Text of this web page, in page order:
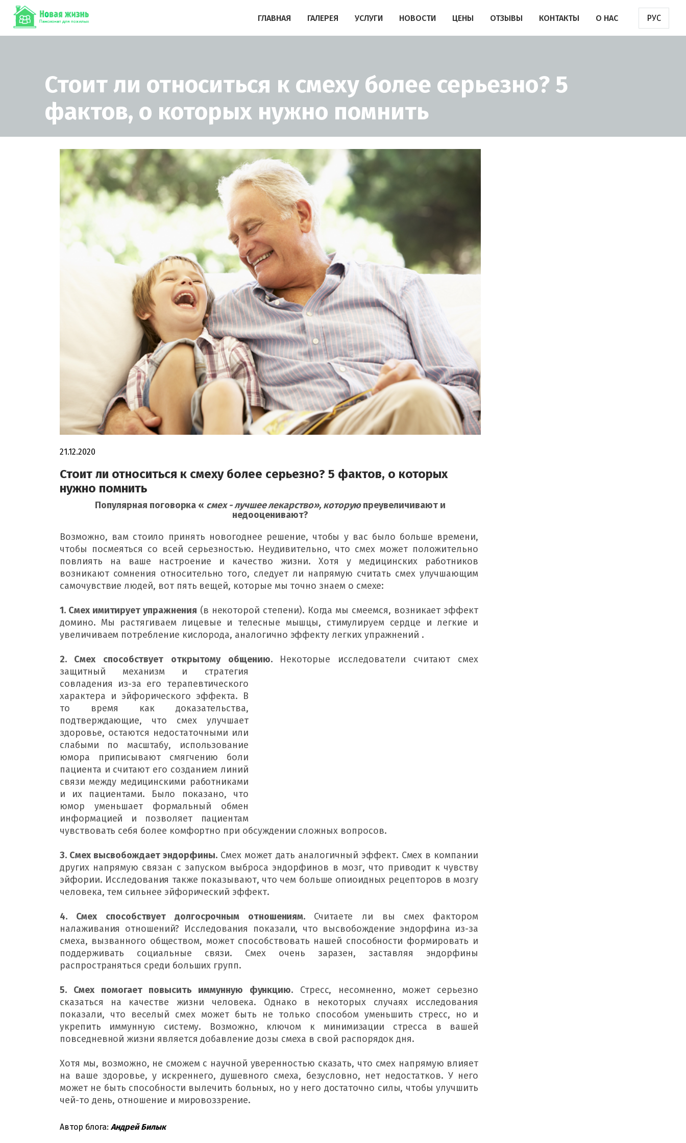
ГЛАВНАЯ ГАЛЕРЕЯ УСЛУГИ НОВОСТИ ЦЕНЫ ОТЗЫВЫ КОНТАКТЫ О НАС РУС
Стоит ли относиться к смеху более серьезно? 5
фактов, о которых нужно помнить
21.12.2020
Стоит ли относиться к смеху более серьезно? 5 фактов, о которых
нужно помнить
Популярная поговорка « смех - лучшее лекарство», которуюпреувеличивают и
недооценивают?
Возможно, вам стоило принять новогоднее решение, чтобы у вас было больше времени,
чтобы посмеяться со всей серьезностью. Неудивительно, что смех может положительно
повлиять на ваше настроение и качество жизни. Хотя у медицинских работников
возникают сомнения относительно того, следует ли напрямую считать смех улучшающим
самочувствие людей, вот пять вещей, которые мы точно знаем о смехе:
1. Смех имитирует упражнения (в некоторой степени). Когда мы смеемся, возникает эффект
домино. Мы растягиваем лицевые и телесные мышцы, стимулируем сердце и легкие и
увеличиваем потребление кислорода, аналогично эффекту легких упражнений .
2. Смех способствует открытому общению. Некоторые исследователи считают смех
защитный механизм и стратегия
совладения из-за его терапевтического
характера и эйфорического эффекта. В
то время как доказательства,
подтверждающие, что смех улучшает
здоровье, остаются недостаточными или
слабыми по масштабу, использование
юмора приписывают смягчению боли
пациента и считают его созданием линий
связи между медицинскими работниками
и их пациентами.
Было показано, что
юмор уменьшает формальный обмен
информацией и позволяет пациентам
чувствовать себя более комфортно при обсуждении сложных вопросов.
3. Смех высвобождает эндорфины. Смех может дать аналогичный эффект. Смех в компании
других напрямую связан с запуском выброса эндорфинов в мозг, что приводит к чувству
эйфории. Исследования также показывают, что чем больше опиоидных рецепторов в мозгу
человека, тем сильнее эйфорический эффект.
4. Смех способствует долгосрочным отношениям. Считаете ли вы смех фактором
налаживания отношений? Исследования показали, что высвобождение эндорфина из-за
смеха, вызванного обществом, может способствовать нашей способности формировать и
поддерживать социальные связи. Смех очень заразен, заставляя эндорфины
распространяться среди больших групп.
5. Смех помогает повысить иммунную функцию.
Стресс, несомненно, может серьезно
сказаться на качестве жизни человека. Однако в некоторых случаях исследования
показали, что веселый смех может быть не только способом уменьшить стресс, но и
укрепить иммунную систему. Возможно, ключом к минимизации стресса в вашей
повседневной жизни является добавление дозы смеха в свой распорядок дня.
Хотя мы, возможно, не сможем с научной уверенностью сказать, что смех напрямую влияет
на ваше здоровье, у искреннего, душевного смеха, безусловно, нет недостатков. У него
может не быть способности вылечить больных, но у него достаточно силы, чтобы улучшить
чей-то день, отношение и мировоззрение.
Автор блога: Андрей Билык